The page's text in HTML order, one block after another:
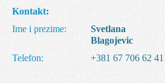
Kontakt:
Ime i prezime:
Svetlana
Blagojevic
Telefon:
+381 67 706 62 41